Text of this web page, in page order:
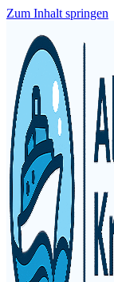
Zum Inhalt springen